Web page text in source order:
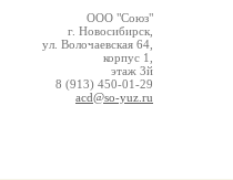
ООО "Союз"
г. Новосибирск,
ул. Волочаевская 64,
корпус 1,
этаж 3й
8 (913) 450-01-29
acd@so-yuz.ru